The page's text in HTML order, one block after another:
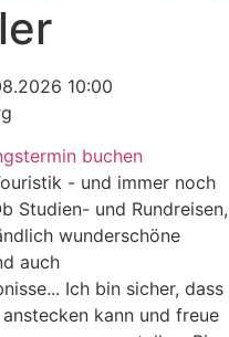
10:00
buchen
- und immer noch
Studien- und Rundreisen,
wunderschöne
auch
Ich bin sicher, dass
kann und freue